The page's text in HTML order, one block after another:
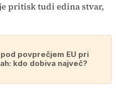
pritisk tudi edina stvar,
povprečjem EU pri
kdo dobiva največ?